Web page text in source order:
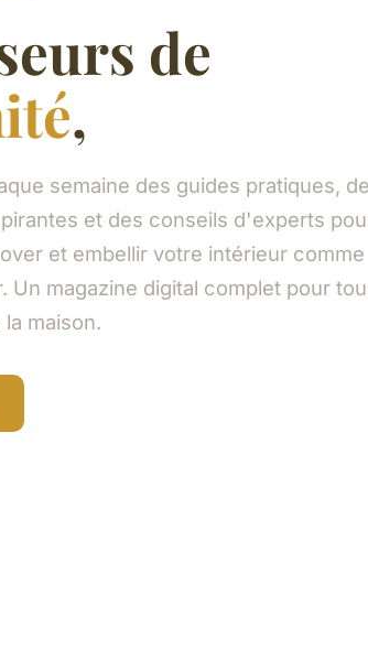
de
,
semaine des guides pratiques,
et des conseils d'experts
et embellir votre intérieur comme
Un magazine digital complet pour
maison.